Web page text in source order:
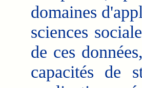
domaines
sciences
de ces
capacités de